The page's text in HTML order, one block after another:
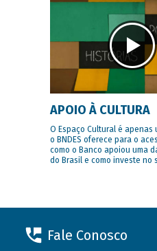
APOIO À CULTURA
O Espaço Cultural é apenas
o BNDES oferece para o
como o Banco apoiou uma
do Brasil e como investe no
Fale Conosco